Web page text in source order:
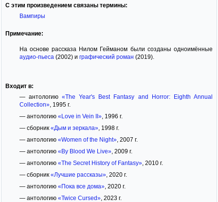
С этим произведением связаны термины:
Вампиры
Примечание:
На основе рассказа Нилом Гейманом были созданы одноимённые
аудио-пьеса (2002) и графический роман (2019).
Входит в:
— антологию«The Year's Best Fantasy and Horror: Eighth Annual
Collection», 1995 г.
— антологию «Love in Vein II», 1996 г.
— сборник «Дым и зеркала», 1998 г.
— антологию «Women of the Night», 2007 г.
— антологию «By Blood We Live», 2009 г.
— антологию «The Secret History of Fantasy», 2010 г.
— сборник «Лучшие рассказы», 2020 г.
— антологию «Пока все дома», 2020 г.
— антологию «Twice Cursed», 2023 г.